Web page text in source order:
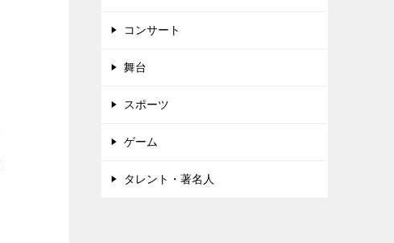
コンサート
舞台
スポーツ
ゲーム
タレント・著名人